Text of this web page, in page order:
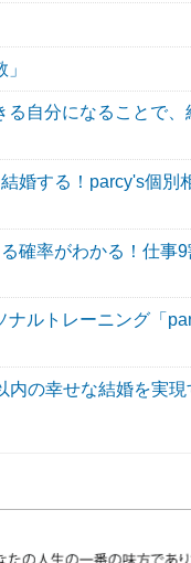
自分になることで、
婚する！parcy's個別
確率がわかる！仕事
ルトレーニング「
内の幸せな結婚を実